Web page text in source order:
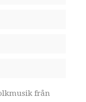
från